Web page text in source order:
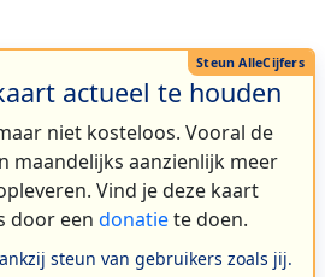
actueel te houden
niet kosteloos. Vooral de
maandelijks aanzienlijk meer
Vind je deze kaart
door een donatiete doen.
steun van gebruikers zoals jij.